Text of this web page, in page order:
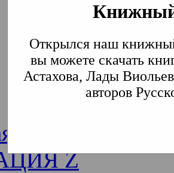
Открылся наш
вы можете скачать
Астахова, Лады
авторов
СВА
Z